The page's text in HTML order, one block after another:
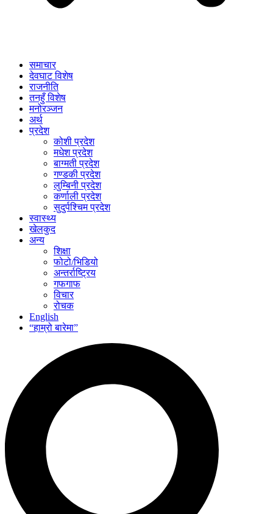
समाचार
देवघाट विशेष
राजनीति
तनहुँ विशेष
मनोरञ्जन
अर्थ
प्रदेश
कोशी प्रदेश
मधेश प्रदेश
बाग्मती प्रदेश
गण्डकी प्रदेश
लुम्बिनी प्रदेश
कर्णाली प्रदेश
सुदुर्पश्चिम प्रदेश
स्वास्थ्य
खेलकुद
अन्य
शिक्षा
फोटो/भिडियो
अन्तर्राष्ट्रिय
गफगाफ
विचार
रोचक
English
“हाम्रो बारेमा”